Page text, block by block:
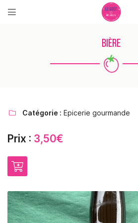

Rafraîchir le captcha
BIÈRE
 Catégorie : Epicerie gourmande
Prix : 3,50€